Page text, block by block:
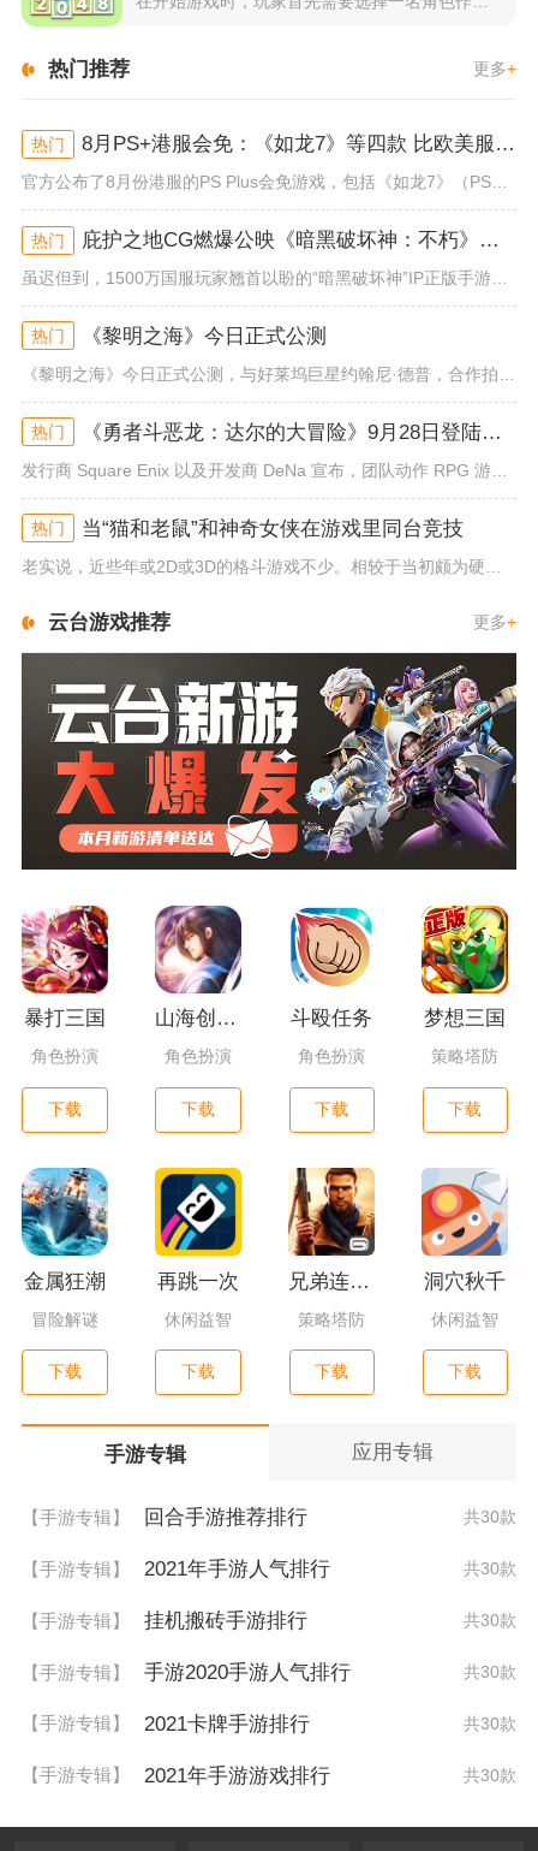
热门推荐 更多+
热门 8月PS+港服会免：《如龙7》等四款 比欧美服多一款
官方公布了8月份港服的PS Plus会免游戏，包括《如龙7》（PS4/PS5）、《小小梦魇》（PS4）、《托尼霍克职业滑...
热门 庇护之地CG燃爆公映《暗黑破坏神：不朽》今日全平台上线
虽迟但到，1500万国服玩家翘首以盼的“暗黑破坏神”IP正版手游《暗黑破坏神：不朽》已于今日全平台上线！动作RPG王者再...
热门 《黎明之海》今日正式公测
热门 《勇者斗恶龙：达尔的大冒险》9月28日登陆苹果谷歌应用商店
发行商 Square Enix 以及开发商 DeNa 宣布，团队动作 RPG 游戏《勇者斗恶龙：达尔的大冒险 魂之绊》将...
热门 当“猫和老鼠”和神奇女侠在游戏里同台竞技
云台游戏推荐 更多+
暴打三国
角色扮演
下载
山海创世录一剑天逆
角色扮演
下载
斗殴任务
角色扮演
下载
梦想三国
策略塔防
下载
金属狂潮
冒险解谜
下载
再跳一次
休闲益智
下载
兄弟连3：战争之子
策略塔防
下载
洞穴秋千
休闲益智
下载
手游专辑 应用专辑
【手游专辑】 回合手游推荐排行 共30款
【手游专辑】 2021年手游人气排行 共30款
【手游专辑】 挂机搬砖手游排行 共30款
【手游专辑】 手游2020手游人气排行 共30款
【手游专辑】 2021卡牌手游排行 共30款
【手游专辑】 2021年手游游戏排行 共30款